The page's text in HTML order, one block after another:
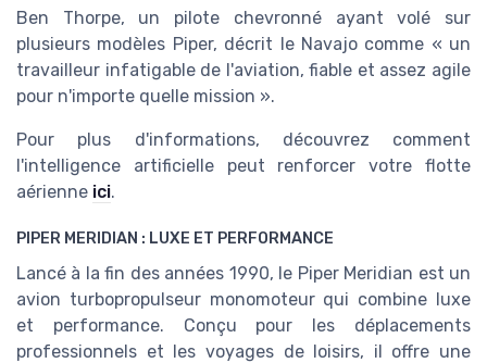
Ben Thorpe, un pilote chevronné ayant volé sur
plusieurs modèles Piper, décrit le Navajo comme « un
travailleur infatigable de l'aviation, fiable et assez agile
pour n'importe quelle mission ».
Pour plus d'informations, découvrez comment
l'intelligence artificielle peut renforcer votre flotte
aérienne ici.
PIPER MERIDIAN : LUXE ET PERFORMANCE
Lancé à la fin des années 1990, le Piper Meridian est un
avion turbopropulseur monomoteur qui combine luxe
et performance. Conçu pour les déplacements
professionnels et les voyages de loisirs, il offre une